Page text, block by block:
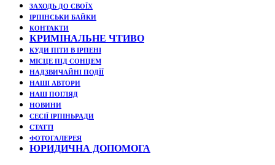
ЗАХОДЬ ДО СВОЇХ
ІРПІНСЬКИ БАЙКИ
КОНТАКТИ
КРИМІНАЛЬНЕ ЧТИВО
КУДИ ПІТИ В ІРПЕНІ
МІСЦЕ ПІД СОНЦЕМ
НАДЗВИЧАЙНІ ПОДЇЇ
НАШІ АВТОРИ
НАШ ПОГЛЯД
НОВИНИ
СЕСІЇ ІРПІНЬРАДИ
СТАТТІ
ФОТОГАЛЕРЕЯ
ЮРИДИЧНА ДОПОМОГА